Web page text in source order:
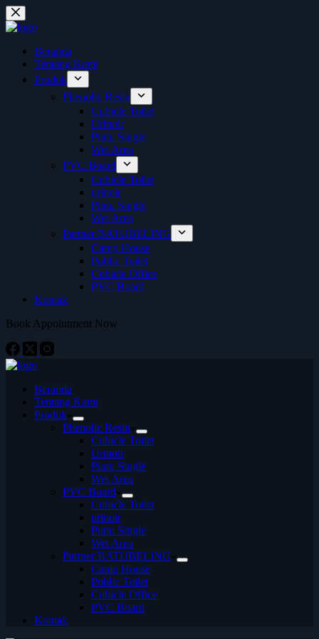
Skip
to
content
Beranda
Tentang Kami
Produk
Phenolic Resin
Cubicle Toilet
Urinoir
Pintu Single
Wet Area
PVC Board
Cubicle Toilet
urinoir
Pintu Single
Wet Area
Partner BATUBELING
Camp House
Public Toilet
Cubicle Office
PVC Board
Kontak
Book Appointment Now
Beranda
Tentang Kami
Produk
Phenolic Resin
Cubicle Toilet
Urinoir
Pintu Single
Wet Area
PVC Board
Cubicle Toilet
urinoir
Pintu Single
Wet Area
Partner BATUBELING
Camp House
Public Toilet
Cubicle Office
PVC Board
Kontak